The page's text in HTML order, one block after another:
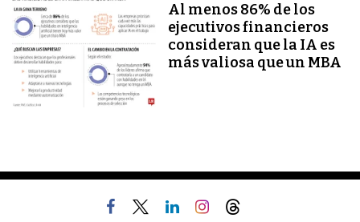
Al menos 86% de los
ejecutivos financieros
consideran que la IA es
más valiosa que un MBA